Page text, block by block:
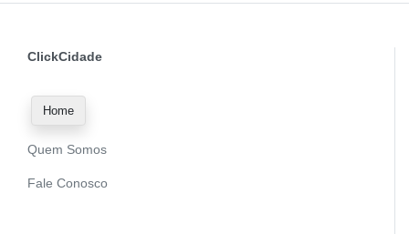
ClickCidade
Home
Quem Somos
Fale Conosco